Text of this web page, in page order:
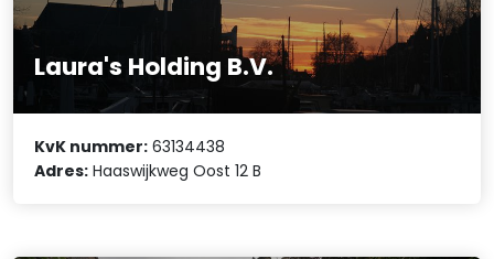
Laura's Holding B.V.
KvK nummer: 63134438
Adres: Haaswijkweg Oost 12 B